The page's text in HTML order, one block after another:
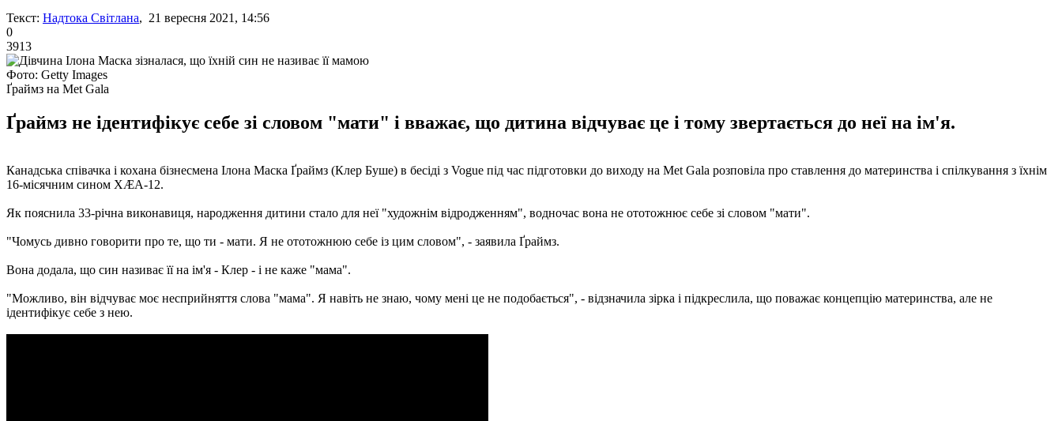
Текст: Надтока Світлана, 21 вересня 2021, 14:56
0
3913
Фото: Getty Images
Ґраймз на Met Gala
Ґраймз не ідентифікує себе зі словом "мати" і вважає, що дитина відчуває це і тому звертається до неї на ім'я.
Канадська співачка і кохана бізнесмена Ілона Маска Ґраймз (Клер Буше) в бесіді з Vogue під час підготовки до виходу на Met Gala розповіла про ставлення до материнства і спілкування з їхнім
16-місячним сином XÆA-12.
Як пояснила 33-річна виконавиця, народження дитини стало для неї "художнім відродженням", водночас вона не ототожнює себе зі словом "мати".
"Чомусь дивно говорити про те, що ти - мати. Я не ототожнюю себе із цим словом", - заявила Ґраймз.
Вона додала, що син називає її на ім'я - Клер - і не каже "мама".
"Можливо, він відчуває моє несприйняття слова "мама". Я навіть не знаю, чому мені це не подобається", - відзначила зірка і підкреслила, що поважає концепцію материнства, але не
ідентифікує себе з нею.